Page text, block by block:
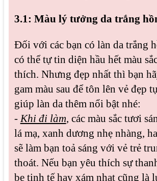
3.1: Màu lý tưởng da trắng
Đối với các bạn có làn da trắng
có thể tự tin diện hầu hết màu
thích. Nhưng đẹp nhất thì bạn
gam màu sau để tôn lên vẻ đẹp
giúp làn da thêm nổi bật nhé:
-Khi đi làm, các màu sắc tươi
lá mạ, xanh dương nhẹ nhàng,
sẽ làm bạn toả sáng với vẻ trẻ
thoát. Nếu bạn yêu thích sự
be tinh tế hay xám nhạt cũng là